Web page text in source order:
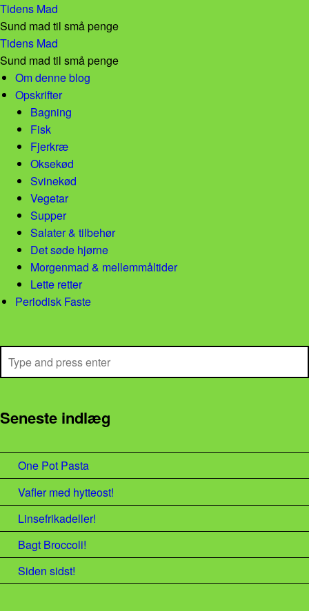
Tidens Mad
Sund mad til små penge
jordbær i sæson – Tidens Mad
Tidens Mad
Sund mad til små penge
Skip to content
Om denne blog
Opskrifter
Bagning
Fisk
Fjerkræ
Oksekød
Svinekød
Vegetar
Supper
Salater & tilbehør
Det søde hjørne
Morgenmad & mellemmåltider
Lette retter
Periodisk Faste
Search
Seneste indlæg
One Pot Pasta
Vafler med hytteost!
Linsefrikadeller!
Bagt Broccoli!
Siden sidst!